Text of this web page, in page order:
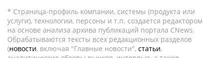
* Страница-профиль компании, системы (продукта или
услуги), технологии, персоны и т.п. создается редактором
на основе анализа архива публикаций портала CNews.
Обрабатываются тексты всех редакционных разделов
(новости, включая "Главные новости", статьи,